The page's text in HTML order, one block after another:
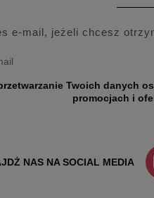
e-mail, jeżeli chcesz
przez Meble Indian Sp. z o.o. w celu
promocjach i
NAS NA SOCIAL MEDIA